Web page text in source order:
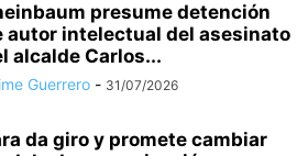
presume detención
autor intelectual del asesinato
alcalde Carlos...
Guerrero - 31/07/2026
da giro y promete cambiar